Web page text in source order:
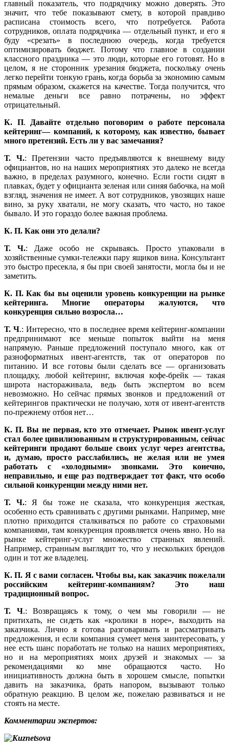
главный показатель, что подрядчику можно доверять. Это
значит, что тебе показывают смету, в которой правдиво
расписана стоимость всего, что потребуется. Работа
сотрудников, оплата подрядчика — отдельный пункт, и его я
буду «срезать» в последнюю очередь, когда требуется
оптимизировать бюджет. Потому что главное в создании
классного праздника — это люди, которые его готовят. Но в
целом, я не сторонник урезания бюджета, поскольку очень
легко перейти тонкую грань, когда борьба за экономию самым
прямым образом, скажется на качестве. Тогда получится, что
немалые деньги все равно потрачены, но эффект
отрицательный.
К. П. Давайте отдельно поговорим о работе персонала
кейтеринг— компаний, к которому, как известно, бывает
много претензий. Есть ли у вас замечания?
Т. Ч.: Претензии часто предъявляются к внешнему виду
официантов, но на наших мероприятиях это далеко не всегда
важно, в пределах разумного, конечно. Если гости сидят в
плавках, будет у официанта зеленая или синяя бабочка, на мой
взгляд, значения не имеет. А вот сотрудников, увозящих наше
вино, за руку хватали, не могу сказать, что часто, но такое
бывало. И это гораздо более важная проблема.
К. П. Как они это делали?
Т. Ч.: Даже особо не скрываясь. Просто упаковали в
хозяйственные сумки-тележки пару ящиков вина. Консультант
это быстро пресекла, я бы при своей занятости, могла бы и не
заметить.
К. П. Как бы вы оценили уровень конкуренции на рынке
кейтеринга. Многие операторы жалуются, что
конкуренция сильно возросла…
Т. Ч.: Интересно, что в последнее время кейтеринг-компании
предпринимают все меньше попыток выйти на меня
напрямую. Раньше предложений поступало много, как от
разноформатных ивент-агентств, так от операторов по
питанию. И все готовы были сделать все — организовать
площадку, любой кейтеринг, включая кофе-брейк — такая
широта настораживала, ведь быть экспертом во всем
невозможно. Но сейчас прямых звонков и предложений от
кейтерингов практически не получаю, хотя от ивент-агентств
по-прежнему отбоя нет…
К. П. Вы не первая, кто это отмечает. Рынок ивент-услуг
стал более цивилизованным и структурированным, сейчас
кейтеринги продают больше своих услуг через агентства,
и, думаю, просто расслабились, не желая или не умея
работать с «холодными» звонками. Это конечно,
неправильно, и еще раз подтверждает тот факт, что особо
сильной конкуренции между ними нет.
Т. Ч.: Я бы тоже не сказала, что конкуренция жесткая,
особенно есть сравнивать с другими рынками. Например, мне
плотно приходится сталкиваться по работе со страховыми
компаниями, там конкуренция проявляется очень явно. Но на
рынке кейтеринг-услуг множество странных явлений.
Например, странным выглядит то, что у нескольких брендов
один и тот же владелец.
К. П. Я с вами согласен. Чтобы вы, как заказчик пожелали
российским кейтеринг-компаниям? Это наш
традиционный вопрос.
Т. Ч.: Возвращаясь к тому, о чем мы говорили — не
притихать, не сидеть как «кролики в норе», выходить на
заказчика. Лично я готова разговаривать и рассматривать
предложения, и если компания сумеет меня заинтересовать, у
нее есть шанс поработать не только на наших мероприятиях,
но и на мероприятиях моих друзей и знакомых — за
рекомендациями ко мне обращаются часто. Но
инициативность должна быть в хорошем смысле, попытки
давить на заказчика, брать напором, вызывают только
обратную реакцию. В целом же, пожелаю развиваться и не
стоять на месте.
Комментарии экспертов: